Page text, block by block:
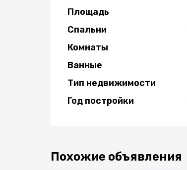
Площадь
Спальни
Комнаты
Ванные
Тип недвижимости
Год постройки
Похожие объявления